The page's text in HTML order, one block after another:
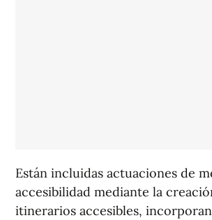
Están incluidas actuaciones de
accesibilidad mediante la
itinerarios accesibles,